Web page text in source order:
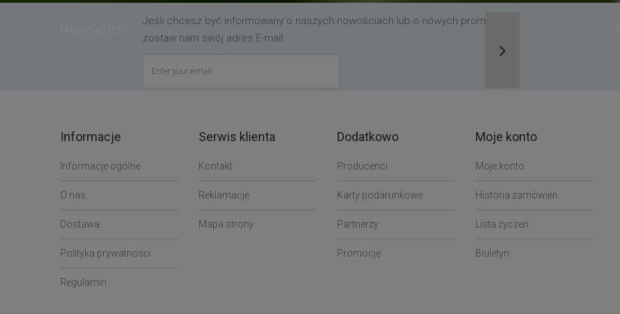
Jeśli chcesz być informowany o naszych nowościach lub o nowych promocjach,
zostaw nam swój adres E-mail
Informacje
Informacje ogólne
O nas
Dostawa
Polityka prywatności
Regulamin
Serwis klienta
Kontakt
Reklamacje
Mapa strony
Dodatkowo
Producenci
Karty podarunkowe
Partnerzy
Promocje
Moje konto
Moje konto
Historia zamówień
Lista życzeń
Biuletyn